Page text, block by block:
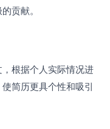
贡献。
根据个人实际情况进
简历更具个性和吸引